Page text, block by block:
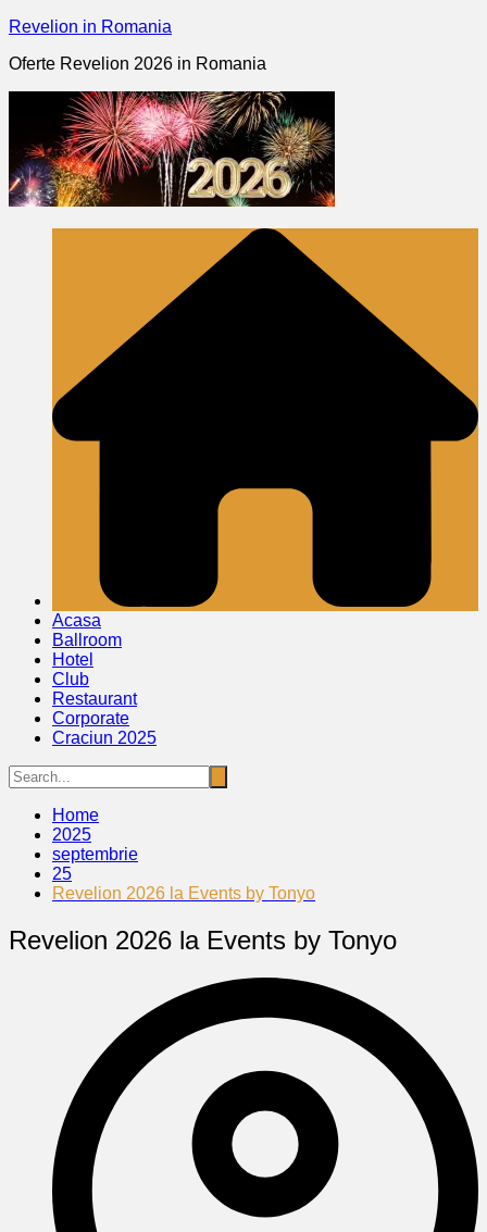
Skip
content
Revelion in Romania
Oferte Revelion 2026 in Romania
Acasa
Ballroom
Hotel
Club
Restaurant
Corporate
Craciun 2025
Home
2025
septembrie
25
Revelion 2026 la Events by Tonyo
Revelion 2026 la Events by Tonyo